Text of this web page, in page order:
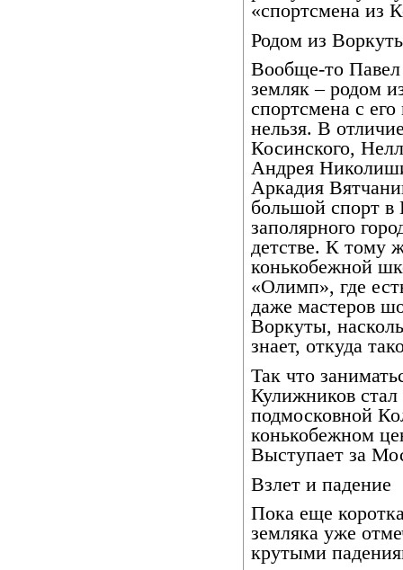
«спортсмена из
Родом из
Вообще-то
земляк – родом
спортсмена с
нельзя. В
Косинского,
Андрея
Аркадия
большой спорт в
заполярного
детстве. К тому
конькобежной
«Олимп», где
даже мастеров
Воркуты,
знает, откуда
Так что
Кулижников стал
подмосковной
конькобежном
Выступает за
Взлет и падение
Пока еще
земляка уже
крутыми